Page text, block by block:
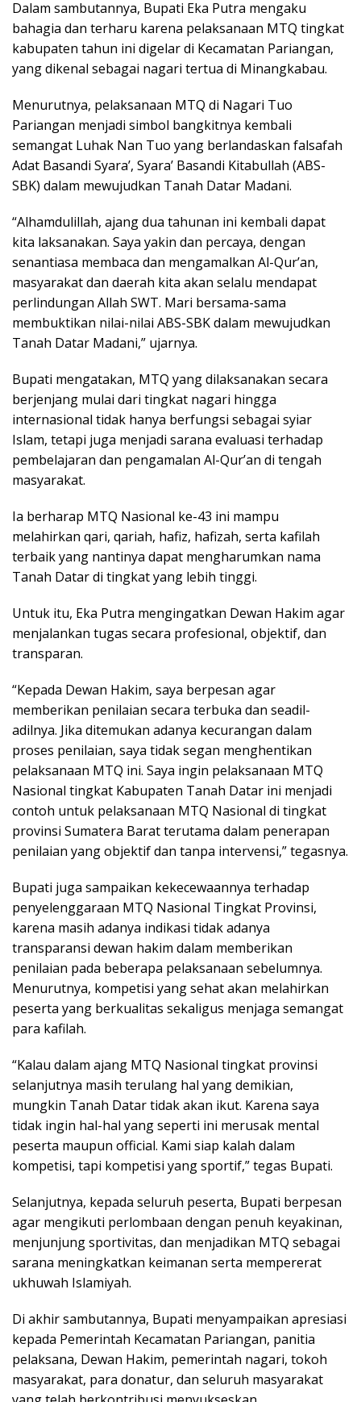
Dalam sambutannya, Bupati Eka Putra mengaku
bahagia dan terharu karena pelaksanaan MTQ tingkat
kabupaten tahun ini digelar di Kecamatan Pariangan,
yang dikenal sebagai nagari tertua di Minangkabau.
Menurutnya, pelaksanaan MTQ di Nagari Tuo
Pariangan menjadi simbol bangkitnya kembali
semangat Luhak Nan Tuo yang berlandaskan falsafah
Adat Basandi Syara’, Syara’ Basandi Kitabullah (ABS-
SBK) dalam mewujudkan Tanah Datar Madani.
“Alhamdulillah, ajang dua tahunan ini kembali dapat
kita laksanakan. Saya yakin dan percaya, dengan
senantiasa membaca dan mengamalkan Al-Qur’an,
masyarakat dan daerah kita akan selalu mendapat
perlindungan Allah SWT. Mari bersama-sama
membuktikan nilai-nilai ABS-SBK dalam mewujudkan
Tanah Datar Madani,” ujarnya.
Bupati mengatakan, MTQ yang dilaksanakan secara
berjenjang mulai dari tingkat nagari hingga
internasional tidak hanya berfungsi sebagai syiar
Islam, tetapi juga menjadi sarana evaluasi terhadap
pembelajaran dan pengamalan Al-Qur’an di tengah
masyarakat.
Ia berharap MTQ Nasional ke-43 ini mampu
melahirkan qari, qariah, hafiz, hafizah, serta kafilah
terbaik yang nantinya dapat mengharumkan nama
Tanah Datar di tingkat yang lebih tinggi.
Untuk itu, Eka Putra mengingatkan Dewan Hakim agar
menjalankan tugas secara profesional, objektif, dan
transparan.
“Kepada Dewan Hakim, saya berpesan agar
memberikan penilaian secara terbuka dan seadil-
adilnya. Jika ditemukan adanya kecurangan dalam
proses penilaian, saya tidak segan menghentikan
pelaksanaan MTQ ini. Saya ingin pelaksanaan MTQ
Nasional tingkat Kabupaten Tanah Datar ini menjadi
contoh untuk pelaksanaan MTQ Nasional di tingkat
provinsi Sumatera Barat terutama dalam penerapan
penilaian yang objektif dan tanpa intervensi,” tegasnya.
Bupati juga sampaikan kekecewaannya terhadap
penyelenggaraan MTQ Nasional Tingkat Provinsi,
karena masih adanya indikasi tidak adanya
transparansi dewan hakim dalam memberikan
penilaian pada beberapa pelaksanaan sebelumnya.
Menurutnya, kompetisi yang sehat akan melahirkan
peserta yang berkualitas sekaligus menjaga semangat
para kafilah.
“Kalau dalam ajang MTQ Nasional tingkat provinsi
selanjutnya masih terulang hal yang demikian,
mungkin Tanah Datar tidak akan ikut. Karena saya
tidak ingin hal-hal yang seperti ini merusak mental
peserta maupun official. Kami siap kalah dalam
kompetisi, tapi kompetisi yang sportif,” tegas Bupati.
Selanjutnya, kepada seluruh peserta, Bupati berpesan
agar mengikuti perlombaan dengan penuh keyakinan,
menjunjung sportivitas, dan menjadikan MTQ sebagai
sarana meningkatkan keimanan serta mempererat
ukhuwah Islamiyah.
Di akhir sambutannya, Bupati menyampaikan apresiasi
kepada Pemerintah Kecamatan Pariangan, panitia
pelaksana, Dewan Hakim, pemerintah nagari, tokoh
masyarakat, para donatur, dan seluruh masyarakat